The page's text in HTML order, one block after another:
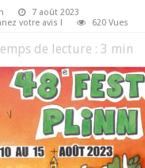
7 août 2023
votre avis !
620 Vues
de lecture :3 min